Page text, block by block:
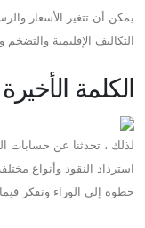
يمكن أن تتغير الأسعار
التكاليف الإقليمية
الكلمة
لذلك ، تحدثنا عن حسابات
استرداد النقود وأنواع
خطوة إلى الوراء ونفكر فيما